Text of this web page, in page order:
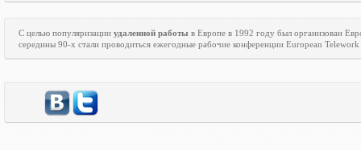
С целью популяризации удаленной работы в Европе в 1992 году был организован
середины 90-х стали проводиться ежегодные рабочие конференции European Telework